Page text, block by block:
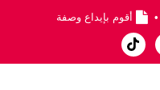
• أقوم بإيداع وصفة